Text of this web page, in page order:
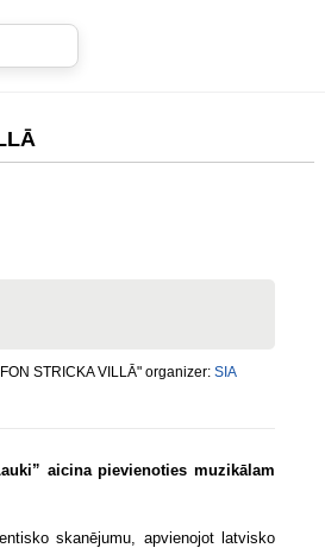
STRICKA VILLĀ" organizer: SIA
aicina pievienoties muzikālam
skanējumu, apvienojot latvisko